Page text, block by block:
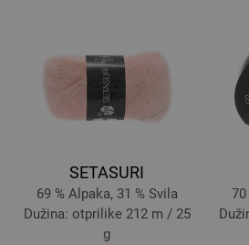
SETASURI
69 % Alpaka, 31 % Svila
Dužina: otprilike 212 m / 25
g
70